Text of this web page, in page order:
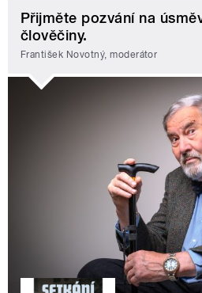
Přijměte pozvání na
člověčiny.
František Novotný, moderátor